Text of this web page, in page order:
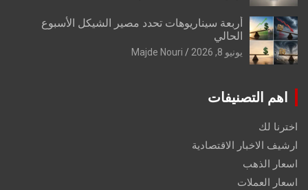
أربعة سيناريوهات تحدد مصير الشيكل الأسبوع
الحالي
يونيو 8, 2026 Majde Nouri
اهم التصنيفات
اخترنا لك
ارشيف الاخبار الاقتصادية
اسعار الذهب
اسعار العملات